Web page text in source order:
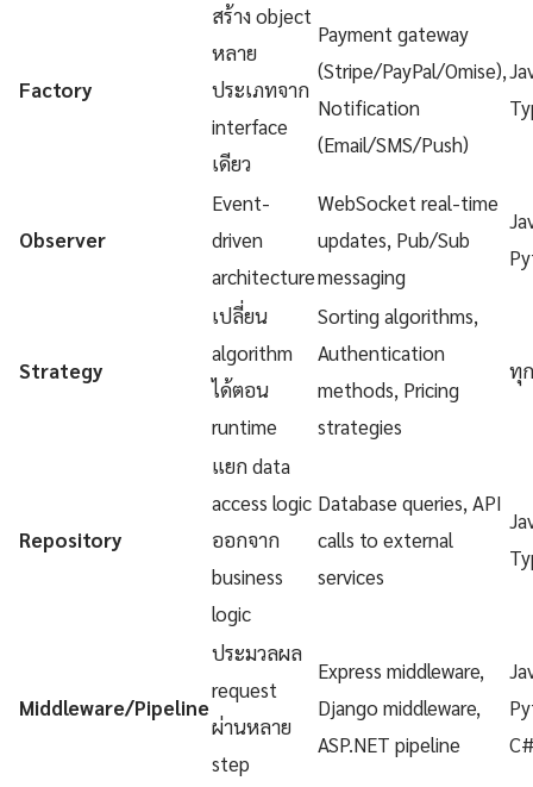
Factory
สร้าง object
หลาย
ประเภทจาก
interface
เดียว
Payment gateway
(Stripe/PayPal/Omise),
Notification
(Email/SMS/Push)
Observer
Event-
driven
architecture
WebSocket real-time
updates, Pub/Sub
messaging
Strategy
เปลี่ยน
algorithm
ได้ตอน
runtime
Sorting algorithms,
Authentication
methods, Pricing
strategies
ทุ
Repository
แยก data
access logic
ออกจาก
business
logic
Database queries, API
calls to external
services
Middleware/Pipeline
ประมวลผล
request
ผ่านหลาย
step
Express middleware,
Django middleware,
ASP.NET pipeline